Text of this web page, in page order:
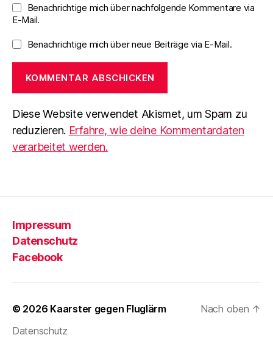
Benachrichtige mich über nachfolgende Kommentare via
E-Mail.
Benachrichtige mich über neue Beiträge via E-Mail.
Diese Website verwendet Akismet, um Spam zu
reduzieren. Erfahre, wie deine Kommentardaten
verarbeitet werden.
Impressum
Datenschutz
Facebook
© 2026 Kaarster gegen Fluglärm
Datenschutz
Nach oben ↑